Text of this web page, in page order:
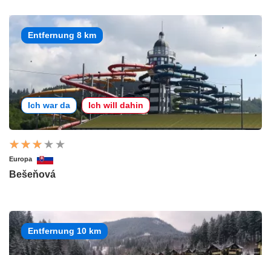
Entfernung 8 km
Ich war da Ich will dahin
Europa
Bešeňová
Entfernung 10 km